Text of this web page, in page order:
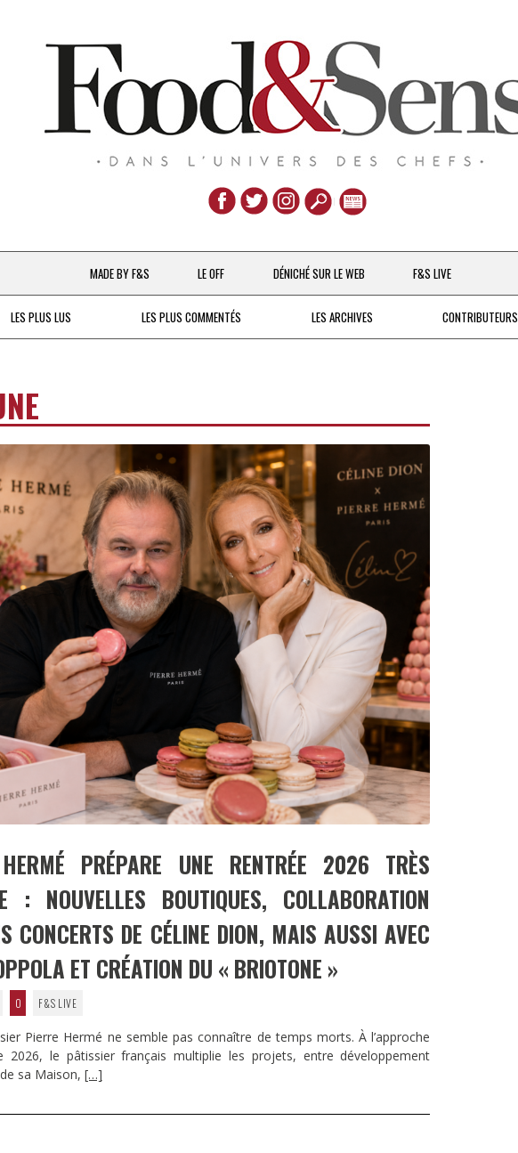
Aller
au
contenu
MADE BY F&S
CHEFS & ACTUALITÉS
DESTIN DE FEMME
V…DE VOYAGE
LE OFF DÉNICHÉ SUR LE WEB F&S LIVE
LES PLUS LUS LES PLUS COMMENTÉS LES ARCHIVES CONTRIBUTEURS
PRÉPARE UNE RENTRÉE 2026 TRÈS
: NOUVELLES BOUTIQUES, COLLABORATION
CONCERTS DE CÉLINE DION, MAIS AUSSI AVEC
ET CRÉATION DU « BRIOTONE »
0 F&S LIVE
Pierre Hermé ne semble pas connaître de temps morts. À l’approche
2026, le pâtissier français multiplie les projets, entre développement
sa Maison, […]